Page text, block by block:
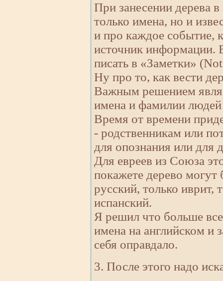
При занесении дерева
только имена, но и
и про каждое событие,
источник информации.
писать в «Заметки»
Ну про то, как вести
Важным решением
имена и фамилии людей
Время от времени
- родственникам или
для опознания или для
Для евреев из Союза
покажете дерево могут
русский, только иврит,
испанский.
Я решил что больше
имена на английском и
себя оправдало.
3. После этого надо